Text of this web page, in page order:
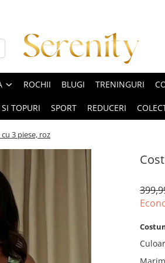
ROCHII BLUGI TRENINGURI
TOPURI SPORT REDUCERI
3 piese, roz